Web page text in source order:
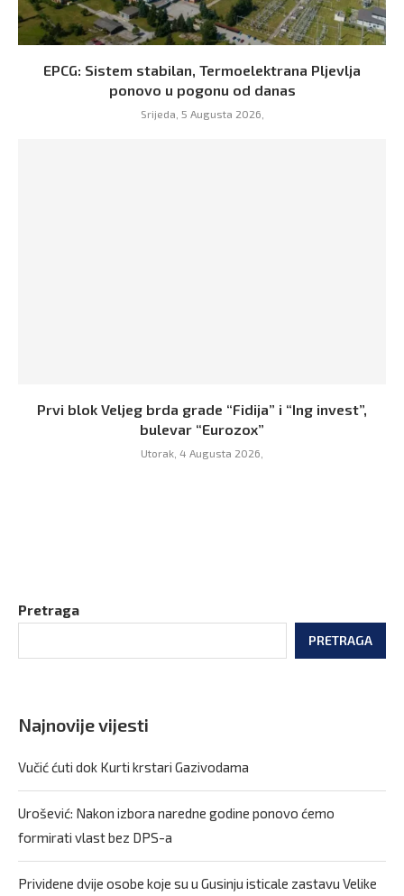
EPCG: Sistem stabilan, Termoelektrana Pljevlja
ponovo u pogonu od danas
Srijeda, 5 Augusta 2026,
Prvi blok Veljeg brda grade “Fidija” i “Ing invest”,
bulevar “Eurozox”
Utorak, 4 Augusta 2026,
Pretraga
PRETRAGA
Najnovije vijesti
Vučić ćuti dok Kurti krstari Gazivodama
Urošević: Nakon izbora naredne godine ponovo ćemo
formirati vlast bez DPS-a
Prividene dvije osobe koje su u Gusinju isticale zastavu Velike